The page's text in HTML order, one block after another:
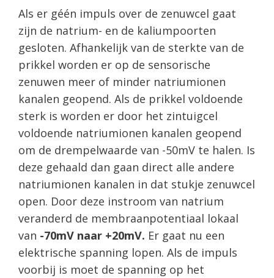
Als er géén impuls over de zenuwcel gaat
zijn de natrium- en de kaliumpoorten
gesloten. Afhankelijk van de sterkte van de
prikkel worden er op de sensorische
zenuwen meer of minder natriumionen
kanalen geopend. Als de prikkel voldoende
sterk is worden er door het zintuigcel
voldoende natriumionen kanalen geopend
om de drempelwaarde van -50mV te halen. Is
deze gehaald dan gaan direct alle andere
natriumionen kanalen in dat stukje zenuwcel
open. Door deze instroom van natrium
veranderd de membraanpotentiaal lokaal
van -70mV naar +20mV. Er gaat nu een
elektrische spanning lopen. Als de impuls
voorbij is moet de spanning op het